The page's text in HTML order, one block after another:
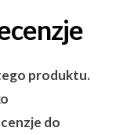
produktu.
do